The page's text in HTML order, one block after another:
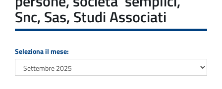
Snc, Sas, Studi Associati
Seleziona il mese: